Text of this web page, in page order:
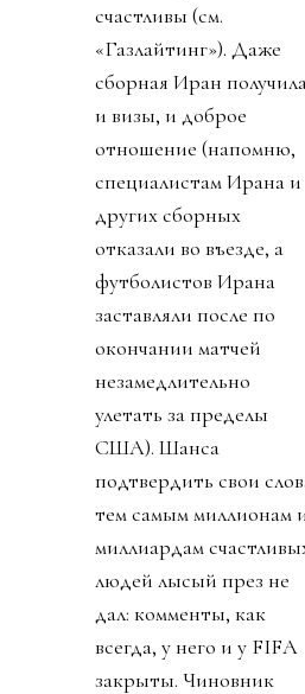
счастливы (см.
«Газлайтинг»). Даже
сборная Иран
и визы, и доброе
отношение (напомню,
специалистам Ирана и
других сборных
отказали во въезде, а
футболистов Ирана
заставляли после по
окончании матчей
незамедлительно
улетать за пределы
США). Шанса
подтвердить свои
тем самым миллионам
миллиардам
людей лысый през не
дал: комменты, как
всегда, у него и у FIFA
закрыты. Чиновник